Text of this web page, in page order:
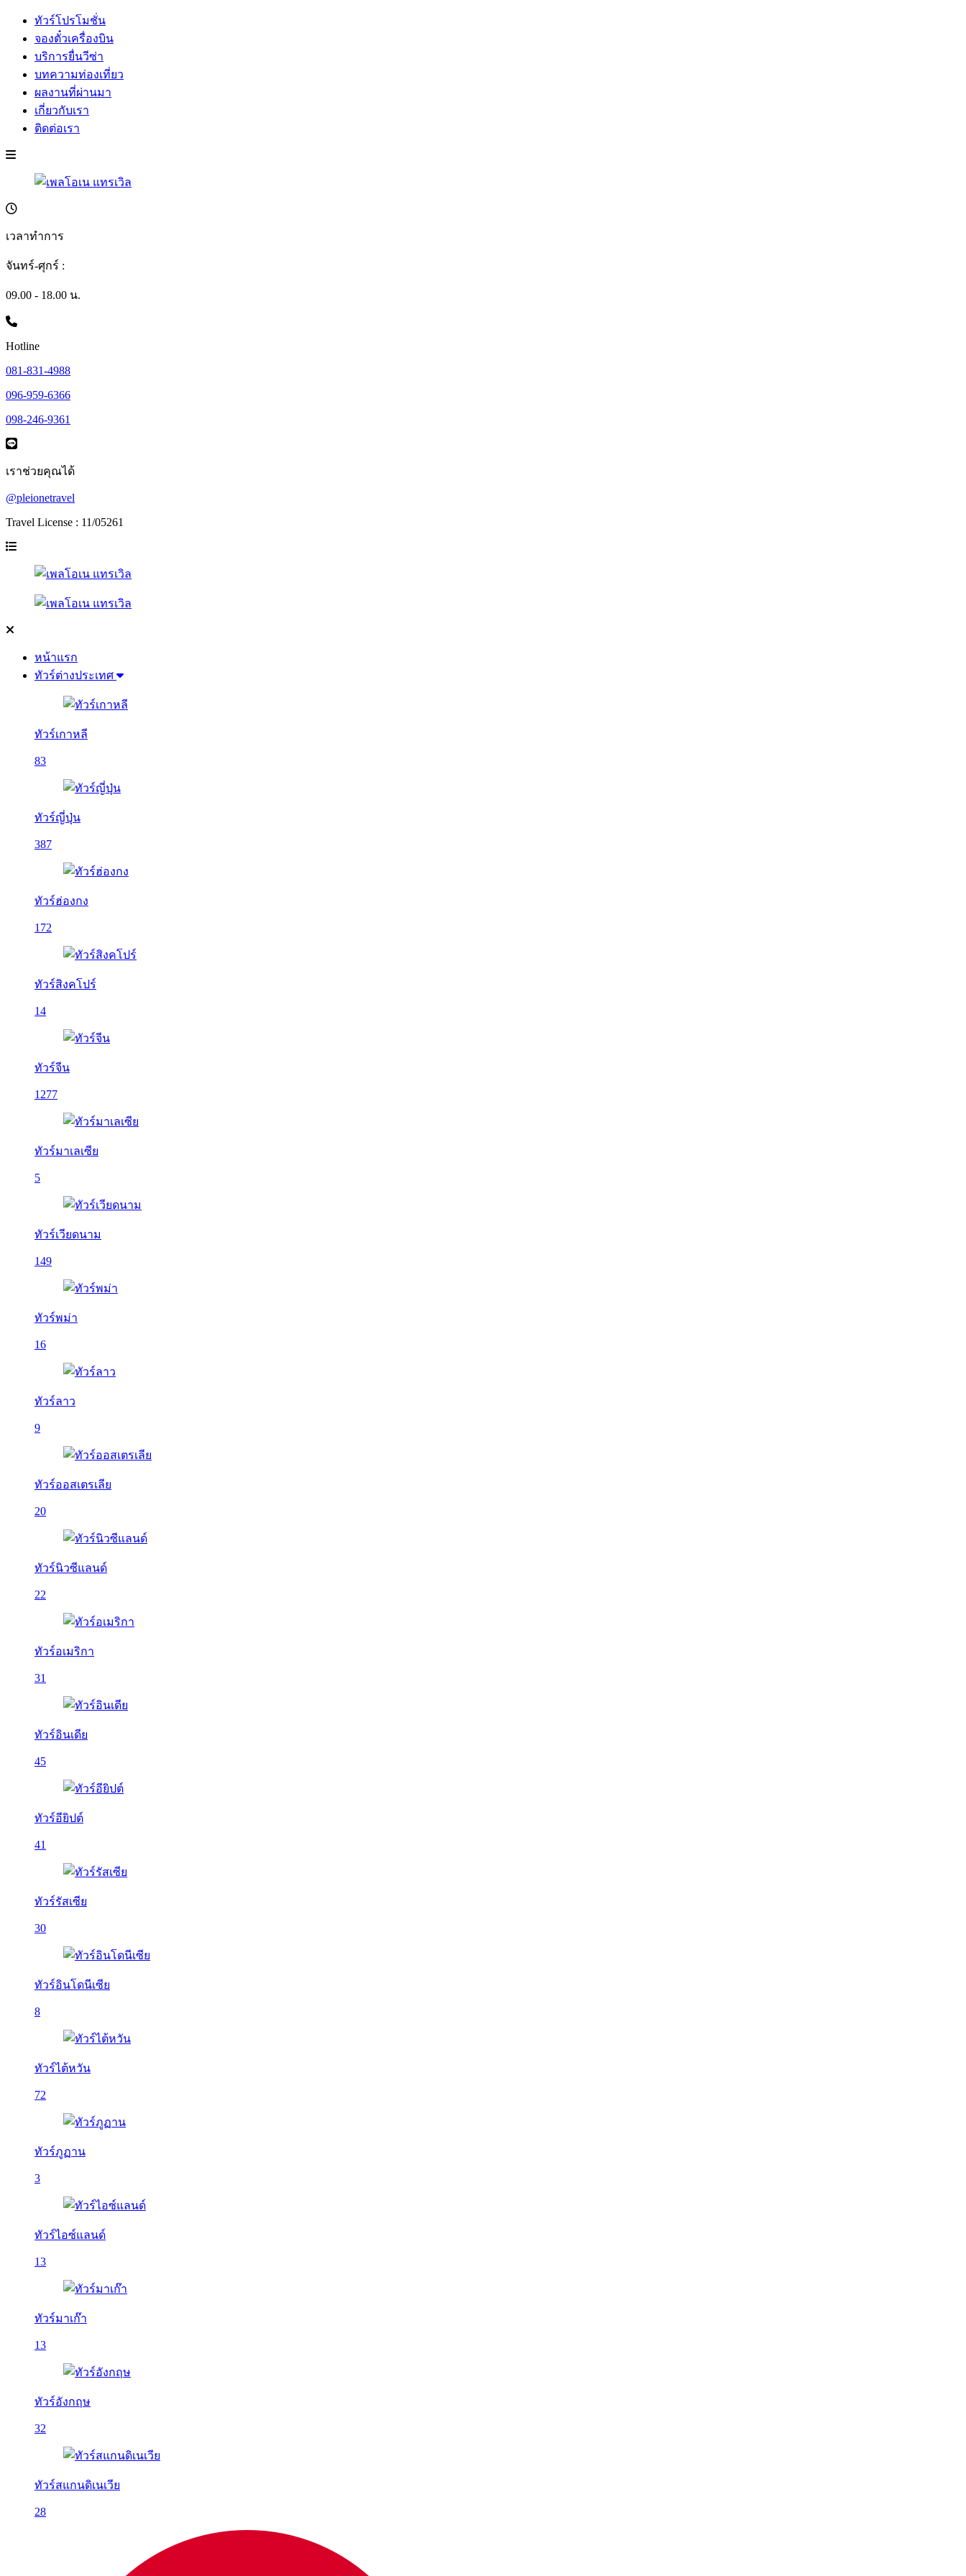
ทัวร์โปรโมชั่น
จองตั๋วเครื่องบิน
บริการยื่นวีซ่า
บทความท่องเที่ยว
ผลงานที่ผ่านมา
เกี่ยวกับเรา
ติดต่อเรา
เวลาทำการ
จันทร์-ศุกร์ :
09.00 - 18.00 น.
Hotline
081-831-4988
096-959-6366
098-246-9361
เราช่วยคุณได้
@pleionetravel
Travel License : 11/05261
หน้าแรก
ทัวร์ต่างประเทศ
ทัวร์เกาหลี
83
ทัวร์ญี่ปุ่น
387
ทัวร์ฮ่องกง
172
ทัวร์สิงคโปร์
14
ทัวร์จีน
1277
ทัวร์มาเลเซีย
5
ทัวร์เวียดนาม
149
ทัวร์พม่า
16
ทัวร์ลาว
9
ทัวร์ออสเตรเลีย
20
ทัวร์นิวซีแลนด์
22
ทัวร์อเมริกา
31
ทัวร์อินเดีย
45
ทัวร์อียิปต์
41
ทัวร์รัสเซีย
30
ทัวร์อินโดนีเซีย
8
ทัวร์ไต้หวัน
72
ทัวร์ภูฏาน
3
ทัวร์ไอซ์แลนด์
13
ทัวร์มาเก๊า
13
ทัวร์อังกฤษ
32
ทัวร์สแกนดิเนเวีย
28